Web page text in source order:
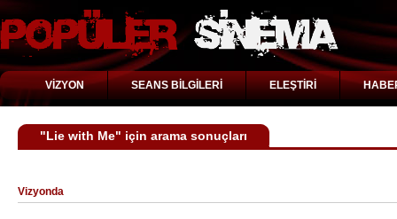
VİZYON SEANS BİLGİLERİ ELEŞTİRİ
"Lie with Me" için arama sonuçları
Vizyonda